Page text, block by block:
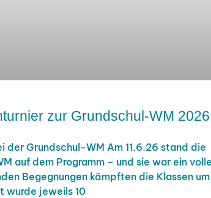
zur Grundschul-WM 2026
der Grundschul-WM Am 11.6.26 stand die
auf dem Programm – und sie war ein
Begegnungen kämpften die Klassen
wurde jeweils 10